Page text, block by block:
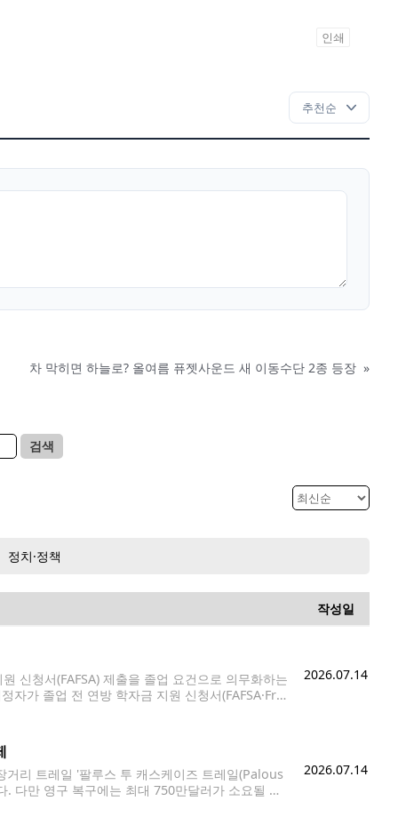
인쇄
차 막히면 하늘로? 올여름 퓨젯사운드 새 이동수단 2종 등장 »
검색
정치·정책
작성일
신청서(FAFSA) 제출을 졸업 요건으로 의무화하는
가 졸업 전 연방 학자금 지원 신청서(FAFSA·Fre
2026.07.14
리 트레일 '팔루스 투 캐스케이즈 트레일(Palous
다만 영구 복구에는 최대 750만달러가 소요될 것
2026.07.14